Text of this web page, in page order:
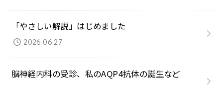
「やさしい解説」はじめました
2026.06.27
脳神経内科の受診、私のAQP4抗体の誕生など